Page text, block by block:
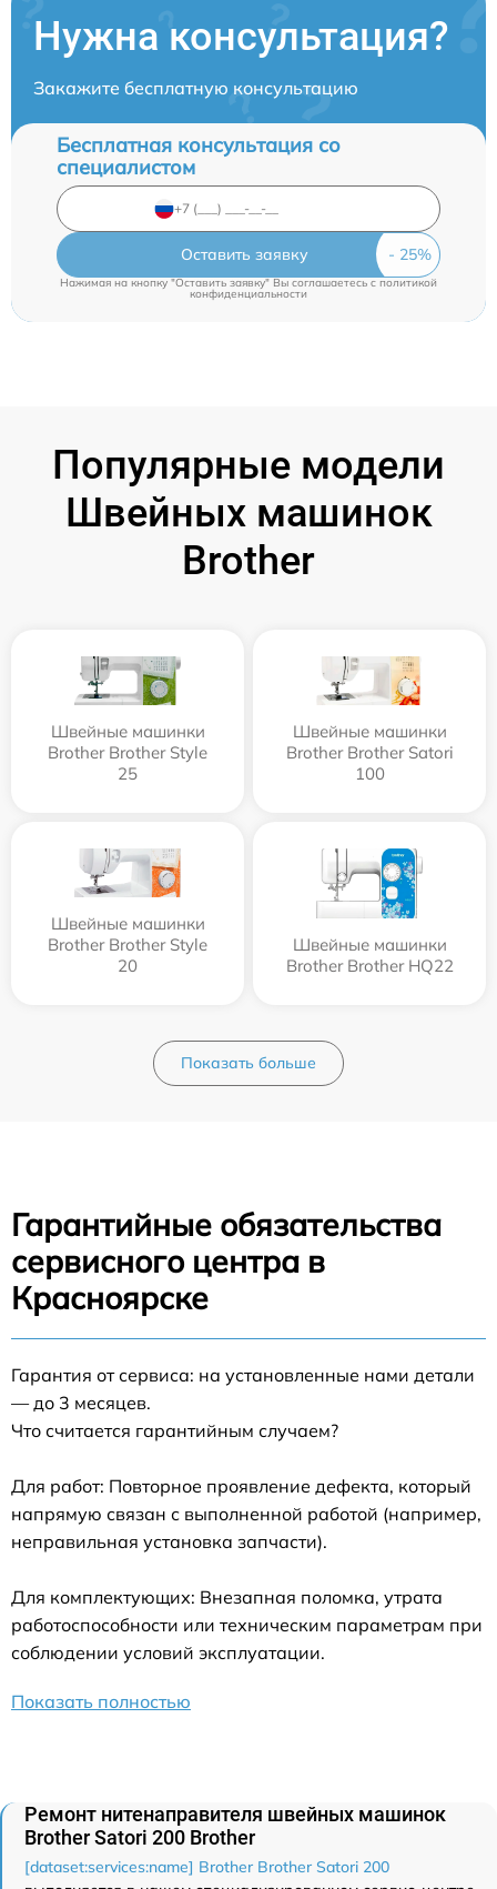
Нужна консультация?
Закажите бесплатную консультацию
Бесплатная консультация со
специалистом
Оставить заявку
Нажимая на кнопку "Оставить заявку" Вы соглашаетесь cполитикой
конфиденциальности
Популярные модели
Швейных машинок
Brother
Швейные машинки
Brother Brother Style
25
Швейные машинки
Brother Brother Satori
100
Швейные машинки
Brother Brother Style
20
Швейные машинки
Brother Brother HQ22
Показать больше
Гарантийные обязательства
сервисного центра в
Красноярске
Гарантия от сервиса: на установленные нами детали
— до 3 месяцев.
Что считается гарантийным случаем?
Для работ: Повторное проявление дефекта, который
напрямую связан с выполненной работой (например,
неправильная установка запчасти).
Для комплектующих: Внезапная поломка, утрата
работоспособности или техническим параметрам при
соблюдении условий эксплуатации.
Показать полностью
Ремонт нитенаправителя швейных машинок
Brother Satori 200 Brother
[dataset:services:name] Brother Brother Satori 200